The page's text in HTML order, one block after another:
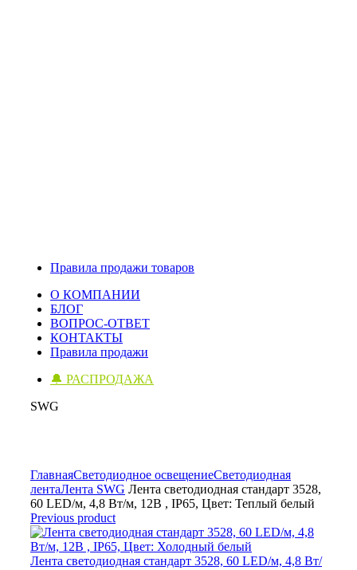
Правила продажи товаров
О КОМПАНИИ
БЛОГ
ВОПРОС-ОТВЕТ
КОНТАКТЫ
Правила продажи
🔔 РАСПРОДАЖА
SWG
ГлавнаяСветодиодное освещениеСветодиодная
лентаЛента SWG Лента светодиодная стандарт 3528,
60 LED/м, 4,8 Вт/м, 12В , IP65, Цвет: Теплый белый
Previous product
Лента светодиодная стандарт 3528, 60 LED/м, 4,8 Вт/